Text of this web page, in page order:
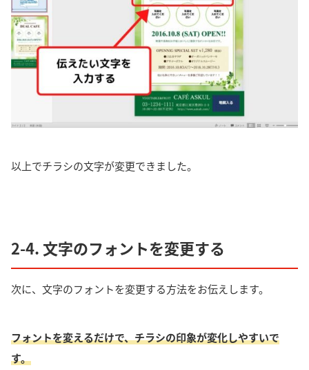
以上でチラシの文字が変更できました。
2-4. 文字のフォントを変更する
次に、 文字のフォントを変更する方法をお伝えします。
フォントを変えるだけで、チラシの印象が変化しやすいで
す。